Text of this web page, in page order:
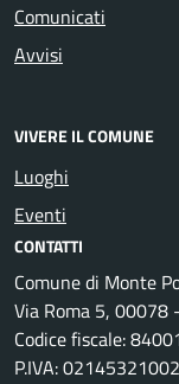
Comunicati
Avvisi
VIVERE IL COMUNE
Luoghi
Eventi
CONTATTI
Comune di Monte
Via Roma 5, 00078
Codice fiscale:
P.IVA: 02145321002